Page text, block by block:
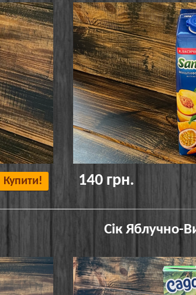
Купити! 140 грн.
Сік Яблучно-